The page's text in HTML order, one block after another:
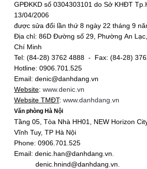
GPĐKKD số 0304303101 do Sở KHĐT
13/04/2006
được sửa đổi lần thứ 8 ngày 22 tháng 9
Địa chỉ: 86D Đường số 29, Phường An
Chí Minh
Tel: (84-28) 3762 4888 - Fax: (84-28)
Hotline: 0906.701.525
Email: denic@danhdang.vn
Website: www.denic.vn
Website TMĐT: www.danhdang.vn
Văn phòng Hà Nội
Tầng 05, Tòa Nhà HH01, NEW Horizon
Vĩnh Tuy, TP Hà Nội
Phone: 0906.701.525
Email: denic.han@danhdang.vn.
denic.hnind@danhdang.vn.